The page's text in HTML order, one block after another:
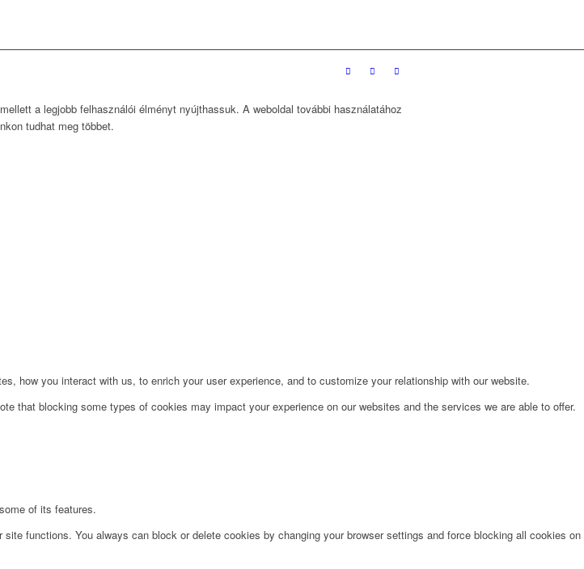
a legjobb felhasználói élményt nyújthassuk. A weboldal további használatához
tudhat meg többet.
how you interact with us, to enrich your user experience, and to customize your relationship with our website.
that blocking some types of cookies may impact your experience on our websites and the services we are able to offer.
of its features.
functions. You always can block or delete cookies by changing your browser settings and force blocking all cookies on